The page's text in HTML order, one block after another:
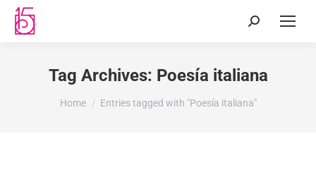
Tag Archives: Poesía italiana
You are here:
Home Entries tagged with "Poesía italiana"